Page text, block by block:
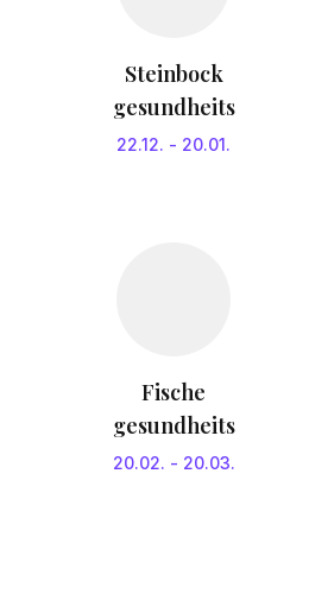
Steinbock
gesundheits
22.12. - 20.01.
Fische
gesundheits
20.02. - 20.03.